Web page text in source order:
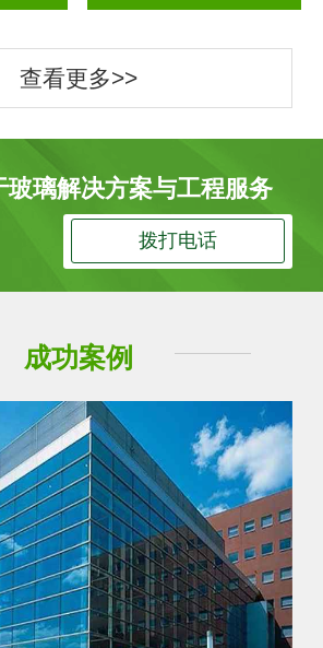
查看更多>>
璃解决方案与工程服务
拨打电话
成功案例